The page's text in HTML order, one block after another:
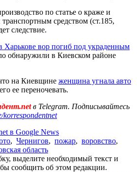
по статье о краже и
средством (ст.185,
следствие.
Харькове вор погиб под украденным
обнаружили в Киевском районе
на Киевщине женщина угнала авто
ее переночевать.
в Telegram. Подписывайтесь
korrespondentnet
в Google News
, Чернигов, пожар, воровство,
область
выделите необходимый текст и
сообщить об этом редакции.